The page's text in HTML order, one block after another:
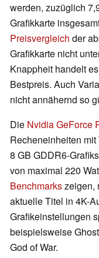
werden, zuzüglich
Grafikkarte
Preisvergleich der
Grafikkarte nicht
Knappheit handelt
Bestpreis. Auch
nicht annähernd so
Die Nvidia GeForce
Recheneinheiten
8 GB GDDR6-
von maximal 220
Benchmarkszeigen,
aktuelle Titel in 4K-
Grafikeinstellungen
beispielsweise
God of War.